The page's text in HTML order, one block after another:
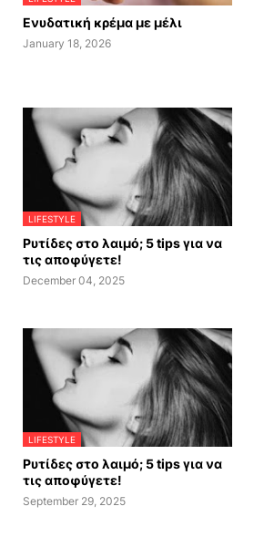
Ενυδατική κρέμα με μέλι
January 18, 2026
LIFESTYLE
Ρυτίδες στο λαιμό; 5 tips για να
τις αποφύγετε!
December 04, 2025
LIFESTYLE
Ρυτίδες στο λαιμό; 5 tips για να
τις αποφύγετε!
September 29, 2025